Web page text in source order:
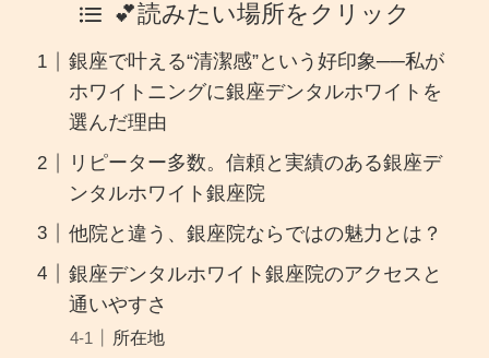
💕読みたい場所をクリック
銀座で叶える“清潔感”という好印象──私が
ホワイトニングに銀座デンタルホワイトを
選んだ理由
リピーター多数。信頼と実績のある銀座デ
ンタルホワイト銀座院
他院と違う、銀座院ならではの魅力とは？
銀座デンタルホワイト銀座院のアクセスと
通いやすさ
所在地